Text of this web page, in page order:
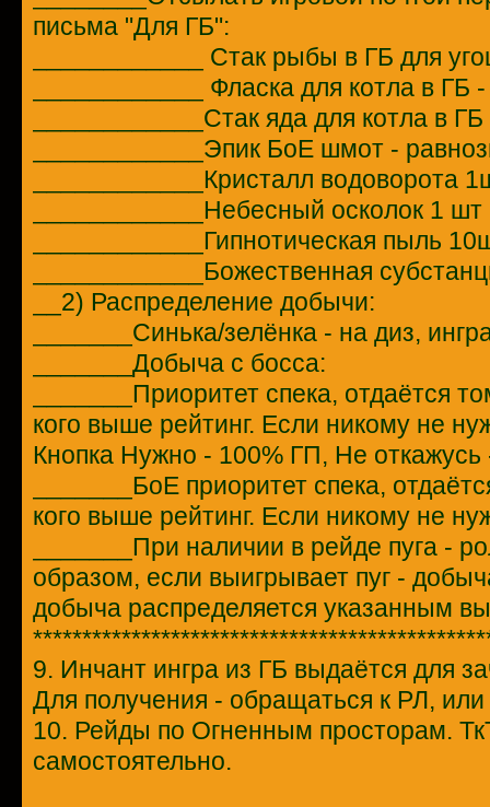
письма "Для ГБ":
____________ Стак рыбы в ГБ для
____________ Фласка для котла в ГБ
____________Стак яда для котла в
____________Эпик БоЕ шмот -
____________Кристалл водоворота
____________Небесный осколок 1
____________Гипнотическая пыль
____________Божественная
__2) Распределение добычи:
_______Синька/зелёнка - на диз,
_______Добыча с босса:
_______Приоритет спека, отдаётся
кого выше рейтинг. Если никому не
Кнопка Нужно - 100% ГП, Не откажусь
_______БоЕ приоритет спека,
кого выше рейтинг. Если никому не
_______При наличии в рейде пуга -
образом, если выигрывает пуг -
добыча распределяется указанным
9. Инчант ингра из ГБ выдаётся для
Для получения - обращаться к РЛ,
10. Рейды по Огненным просторам.
самостоятельно.